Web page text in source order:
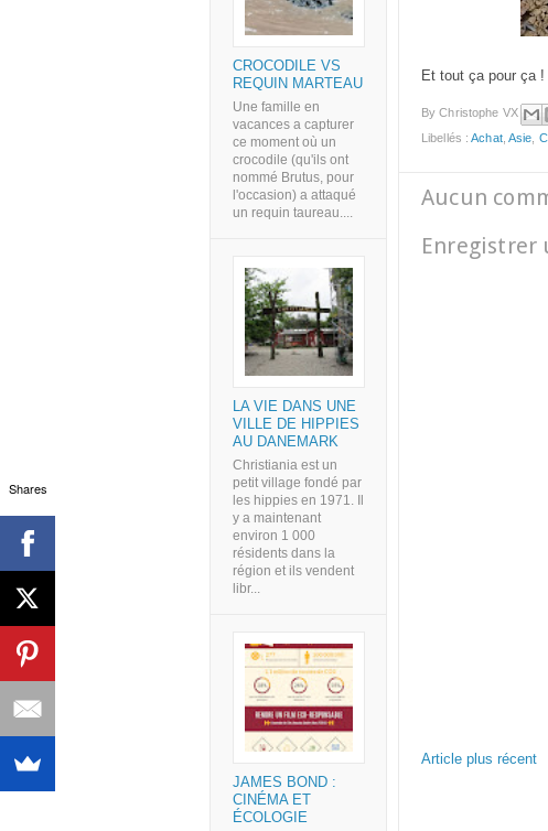
Et tout ça pour ça !
ByChristophe VX
Libellés :Achat,Asie
Aucun
Enregistrer
Article plus récent
CROCODILE VS
REQUIN MARTEAU
Une famille en
vacances a capturer
ce moment où un
crocodile (qu'ils ont
nommé Brutus, pour
l'occasion) a attaqué
un requin taureau....
LA VIE DANS UNE
VILLE DE HIPPIES
AU DANEMARK
Christiania est un
petit village fondé par
les hippies en 1971. Il
y a maintenant
environ 1 000
résidents dans la
région et ils vendent
libr...
JAMES BOND :
CINÉMA ET
ÉCOLOGIE
Shares